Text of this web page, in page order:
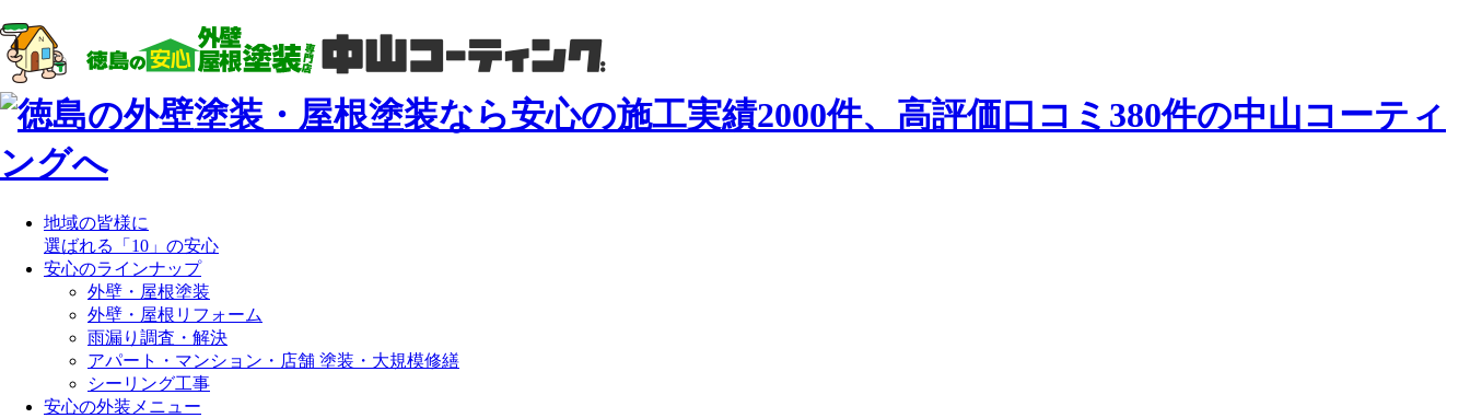
地域の皆様に
選ばれる「10」の安心
安心のラインナップ
外壁・屋根塗装
外壁・屋根リフォーム
雨漏り調査・解決
アパート・マンション・店舗 塗装・大規模修繕
シーリング工事
安心の外装メニュー